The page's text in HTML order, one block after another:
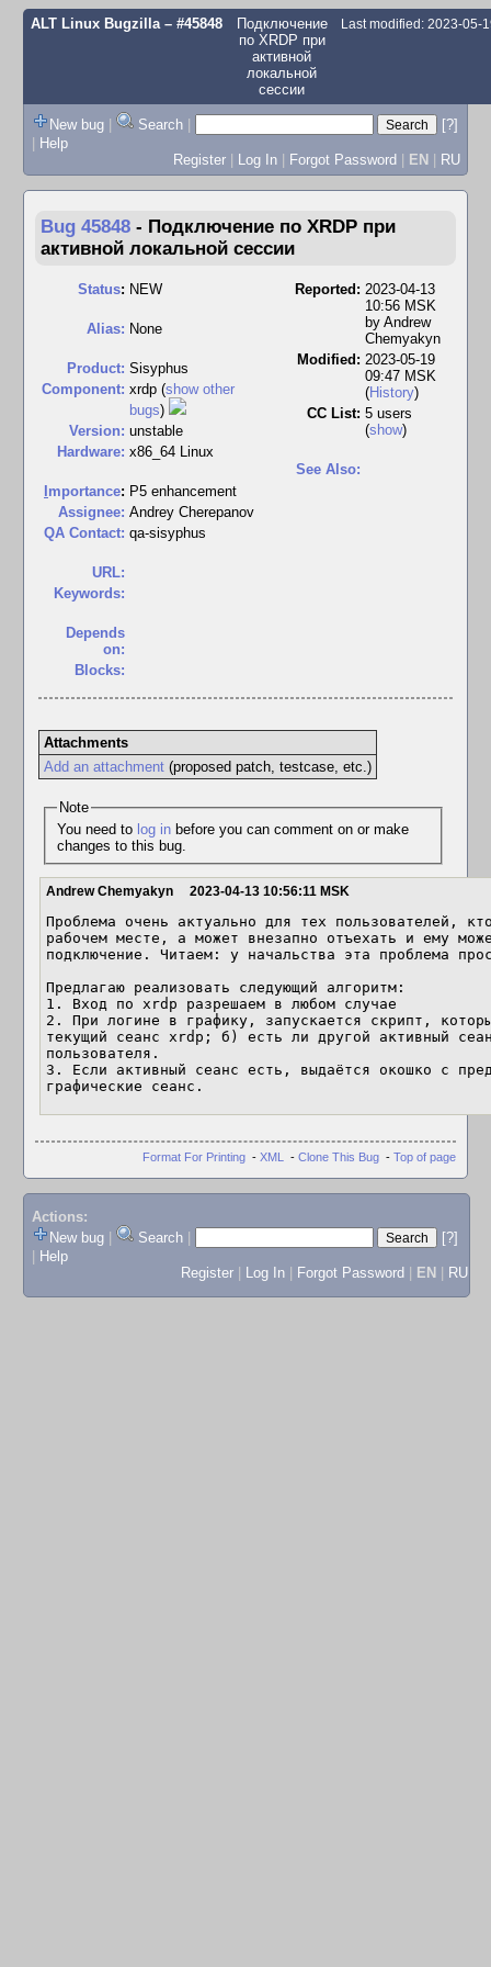
ALT Linux Bugzilla– #45848
Подключение
по XRDP при
активной
локальной
сессии
Last modified: 2023-05-
New bug | Search |
[?]
| Help
Register | Log In | Forgot Password | EN | RU
Bug 45848 - Подключение по XRDP при
активной локальной сессии
Status: NEW
Alias: None
Product: Sisyphus
Component: xrdp (show other
bugs)
Version: unstable
Hardware: x86_64 Linux
mportance: P5 enhancement
Assignee: Andrey Cherepanov
QA Contact: qa-sisyphus
URL:
Keywords:
Depends
on:
Blocks:
Reported: 2023-04-13
10:56 MSK
by Andrew
Chemyakyn
Modified: 2023-05-19
09:47 MSK
(History)
CC List: 5 users
(show)
See Also:
Attachments
Add an attachment(proposed patch, testcase, etc.)
Note
You need to log inbefore you can comment on or make
changes to this bug.
Andrew Chemyakyn 2023-04-13 10:56:11 MSK
Проблема очень актуально для тех пользователей,
рабочем месте, а может внезапно отъехать и ему
подключение. Читаем: у начальства эта проблема
Предлагаю реализовать следующий алгоритм:
1. Вход по xrdp разрешаем в любом случае
2. При логине в графику, запускается скрипт,
текущий сеанс xrdp; б) есть ли другой активный
пользователя.
3. Если активный сеанс есть, выдаётся окошко с
графические сеанс.
Format For Printing - XML - Clone This Bug - Top of page
Actions:
New bug
Search
[?]
Help
Register
Log In Forgot Password EN RU